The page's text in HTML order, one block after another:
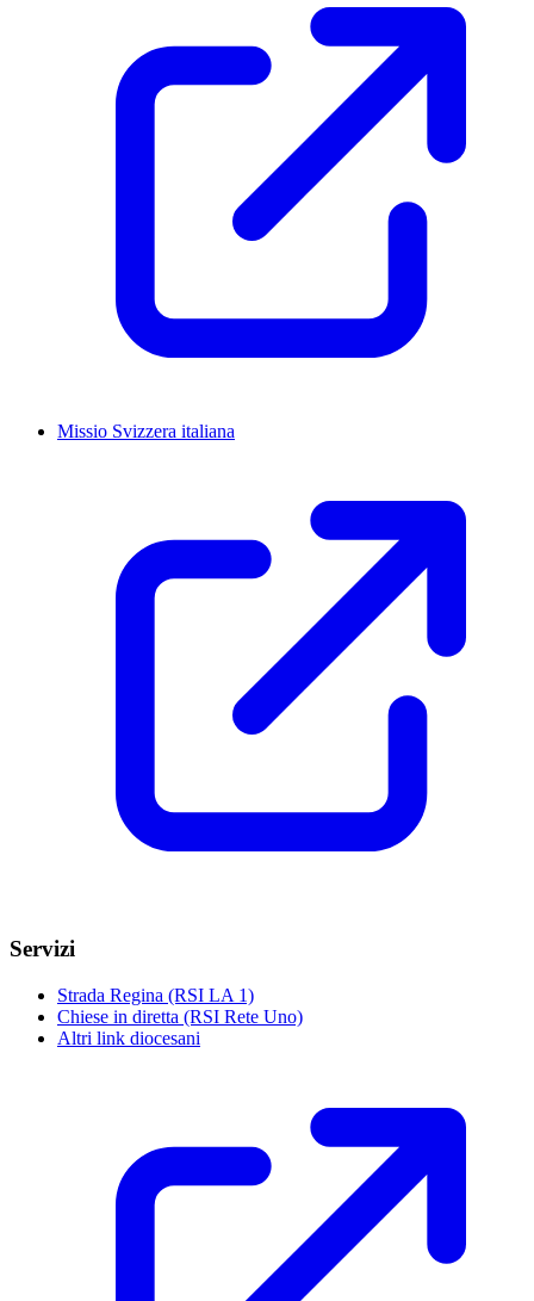
Missio Svizzera italiana
Servizi
Strada Regina (RSI LA 1)
Chiese in diretta (RSI Rete Uno)
Altri link diocesani